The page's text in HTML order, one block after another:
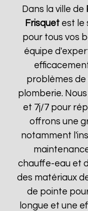
Dans la ville de
Frisquet est le
pour tous vos
équipe
problèmes de
plomberie.
et 7j/7 pour
offrons une
notamment
chauffe-eau et
des matériaux
de pointe
longue et une